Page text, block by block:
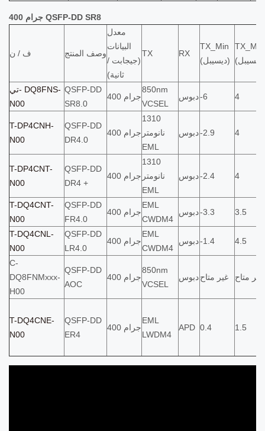
400 جرام QSFP-DD SR8
ف / ن وصف المنتج
معدل
البيانات
(جيجابت /
ثانية)
TX RX
TX_Min
(ديسيبل)
تي- DQ8FNS-
N00
QSFP-DD
SR8.0
400 جرام
850nm
VCSEL
دبوس-6 4
T-DP4CNH-
N00
QSFP-DD
DR4.0
400 جرام
1310
نانومتر
EML
دبوس-2.9 4
T-DP4CNT-
N00
QSFP-DD
DR4 +
400 جرام
1310
نانومتر
EML
دبوس-2.4 4
T-DQ4CNT-
N00
QSFP-DD
FR4.0
400 جرام
EML
CWDM4
دبوس-3.3 3.5
T-DQ4CNL-
N00
QSFP-DD
LR4.0
400 جرام
EML
CWDM4
دبوس-1.4 4.5
C-
DQ8FNMxxx-
H00
QSFP-DD
AOC
400 جرام
850nm
VCSEL
دبوسغير متاح غير متاح
T-DQ4CNE-
N00
QSFP-DD
ER4
400 جرام
EML
LWDM4
APD 0.4 1.5